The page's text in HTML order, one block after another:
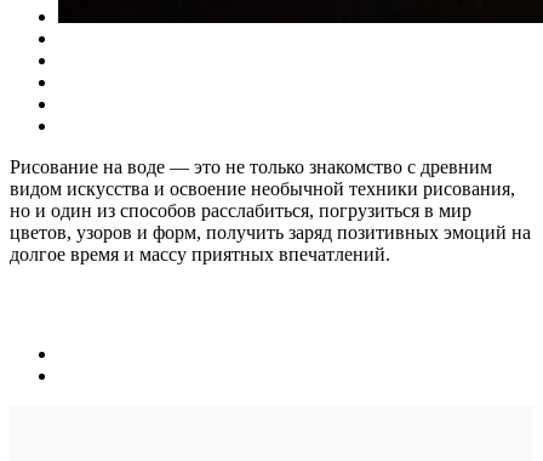
Рисование на воде — это не только знакомство с древним
видом искусства и освоение необычной техники рисования,
но и один из способов расслабиться, погрузиться в мир
цветов, узоров и форм, получить заряд позитивных эмоций на
долгое время и массу приятных впечатлений.